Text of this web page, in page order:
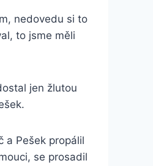
nedovedu si to
to jsme měli
jen žlutou
a Pešek propálil
se prosadil